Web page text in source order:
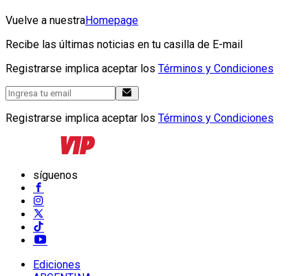
Vuelve a nuestraHomepage
Recibe las últimas noticias en tu casilla de E-mail
Registrarse implica aceptar los Términos y Condiciones
Registrarse implica aceptar los Términos y Condiciones
síguenos
Ediciones